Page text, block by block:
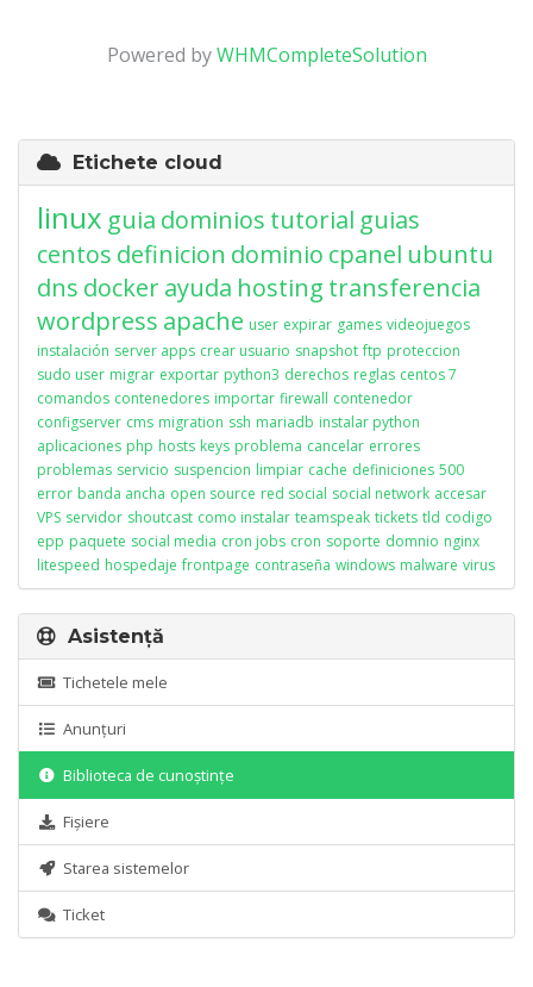
Powered byWHMCompleteSolution
Etichete cloud
linux guia dominios tutorial guias
centos definicion dominio cpanel ubuntu
dns dockerayuda hosting transferencia
wordpress apache user expirar games videojuegos
instalación server apps crear usuario snapshot ftp proteccion
sudo user migrar exportar python3 derechos reglas centos 7
comandos contenedores importar firewall contenedor
configserver cms migration ssh mariadb instalar python
aplicaciones php hosts keys problema cancelar errores
problemas servicio suspencion limpiar cache definiciones 500
error banda ancha open source red social social network accesar
VPS servidor shoutcast como instalar teamspeak tickets tld codigo
epp paquete social media cron jobs cron soporte domnio nginx
litespeed hospedaje frontpage contraseña windows malware virus
Asistență
Tichetele mele
Anunțuri
Biblioteca de cunoștințe
Fișiere
Starea sistemelor
Ticket